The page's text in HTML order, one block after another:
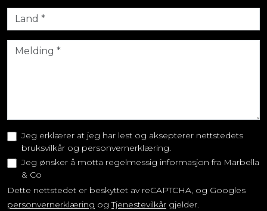
Jeg erklærer at jeg har lest og aksepterer nettstedets
bruksvilkår og personvernerklæring.
Jeg ønsker å motta regelmessig informasjon fra Marbella
& Co
Dette nettstedet er beskyttet av reCAPTCHA, og Googles
personvernerklæring ogTjenestevilkår gjelder.